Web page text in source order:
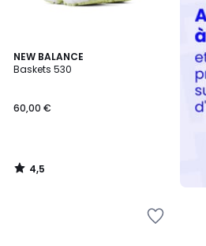
NEW BALANCE
Baskets 530
60,00 €
4,5
/ 5
4,5
/